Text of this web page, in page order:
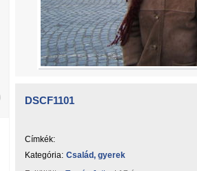
DSCF1101
Címkék:
Kategória: Család, gyerek